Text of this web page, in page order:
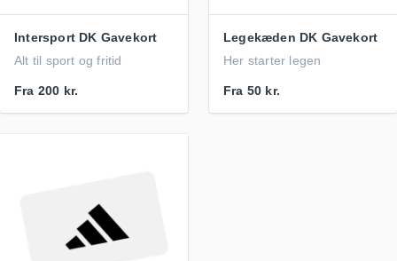
Intersport DK Gavekort
Alt til sport og fritid
Fra 200 kr.
Legekæden DK Gavekort
Her starter legen
Fra 50 kr.